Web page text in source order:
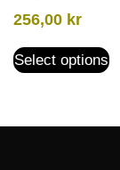
256,00 kr
Select options